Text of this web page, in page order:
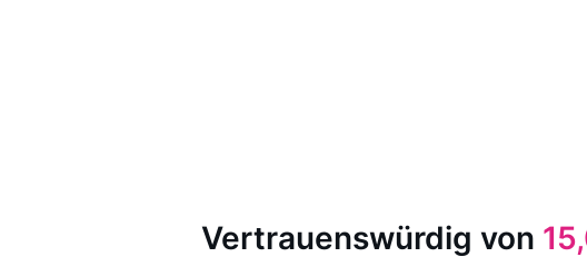
Vertrauenswürdig von